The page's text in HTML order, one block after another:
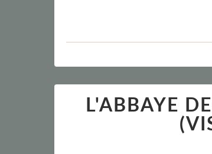
L'ABBAYE